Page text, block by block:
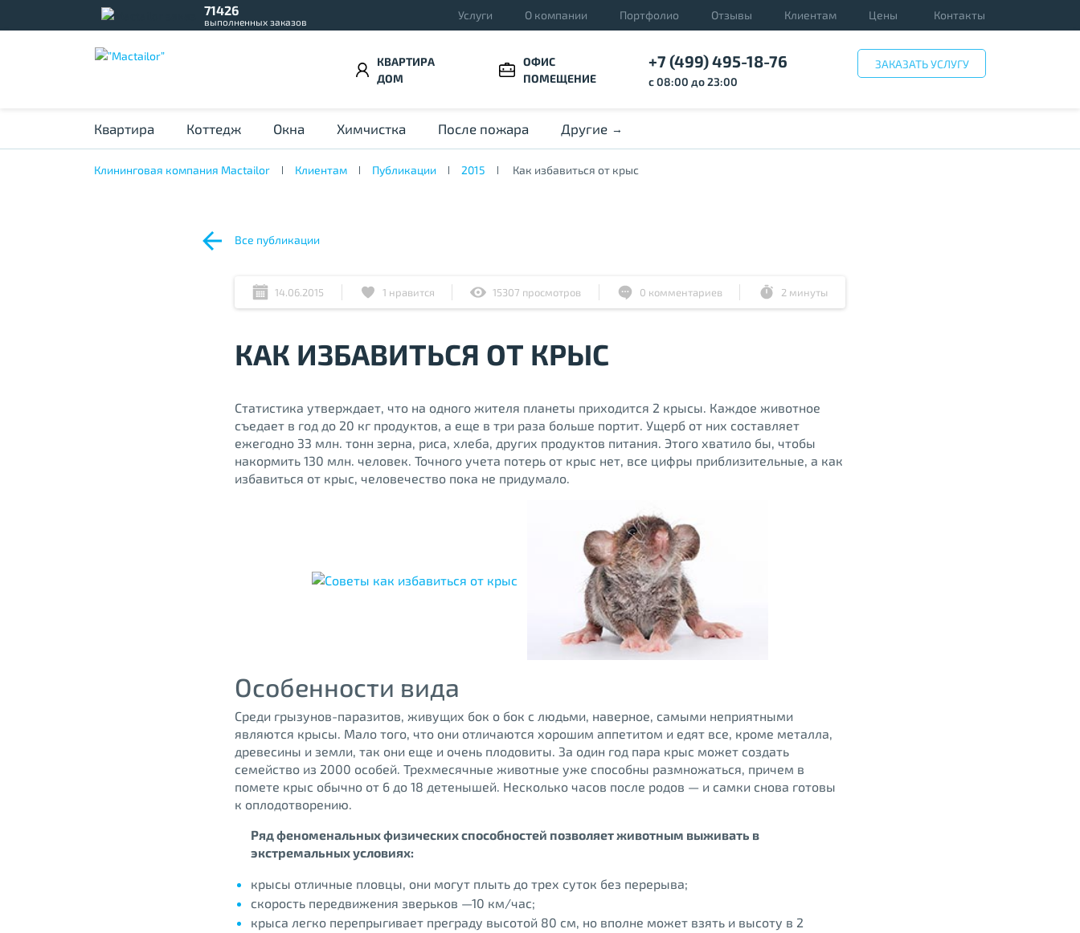
71426
выполненных заказов Услуги О компании Портфолио Отзывы Клиентам Цены Контакты
КВАРТИРА
ДОМ
ОФИС
ПОМЕЩЕНИЕ
+7 (499) 495-18-76
с 08:00 до 23:00
ЗАКАЗАТЬ УСЛУГУ
Квартира Коттедж Окна Химчистка После пожара Другие
Клининговая компания Mactailor Клиентам Публикации 2015 Как избавиться от крыс
Все публикации
14.06.2015 1 нравится 15307 просмотров 0 комментариев 2 минуты
КАК ИЗБАВИТЬСЯ ОТ КРЫС
Статистика утверждает, что на одного жителя планеты приходится 2 крысы. Каждое животное
съедает в год до 20 кг продуктов, а еще в три раза больше портит. Ущерб от них составляет
ежегодно 33 млн. тонн зерна, риса, хлеба, других продуктов питания. Этого хватило бы, чтобы
накормить 130 млн. человек. Точного учета потерь от крыс нет, все цифры приблизительные, а как
избавиться от крыс, человечество пока не придумало.
Особенности вида
Среди грызунов-паразитов, живущих бок о бок с людьми, наверное, самыми неприятными
являются крысы. Мало того, что они отличаются хорошим аппетитом и едят все, кроме металла,
древесины и земли, так они еще и очень плодовиты. За один год пара крыс может создать
семейство из 2000 особей. Трехмесячные животные уже способны размножаться, причем в
помете крыс обычно от 6 до 18 детенышей. Несколько часов после родов — и самки снова готовы
к оплодотворению.
Ряд феноменальных физических способностей позволяет животным выживать в
экстремальных условиях:
крысы отличные пловцы, они могут плыть до трех суток без перерыва;
скорость передвижения зверьков —10 км/час;
крыса легко перепрыгивает преграду высотой 80 см, но вполне может взять и высоту в 2